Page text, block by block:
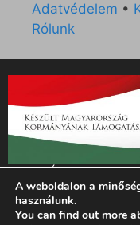
Adatvédelem •
Rólunk
„Az Új Ember
támogatását az
szerződés keretében
A weboldalon a
használunk.
You can find out more